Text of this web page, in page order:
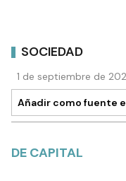
SOCIEDAD
1 de septiembre de
Añadir como fuente
DE CAPITAL